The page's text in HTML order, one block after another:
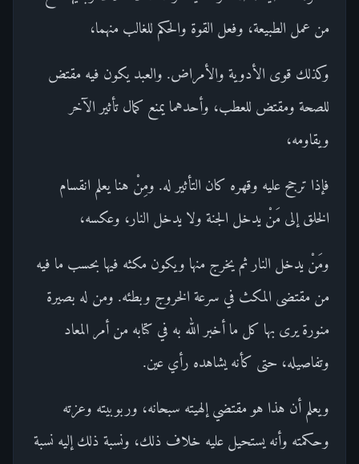
من عمل الطبيعة، وفعل القوة والحكم للغالب منهما،
وكذلك قوى الأدوية والأمراض. والعبد يكون فيه مقتض
للصحة ومقتض للعطب، وأحدهما يمنع كمال تأثير الآخر
ويقاومه،
فإذا ترجح عليه وقهره كان التأثير له. ومِنْ هنا يعلم انقسام
الخلق إلى مَنْ يدخل الجنة ولا يدخل النار، وعكسه،
ومَنْ يدخل النار ثم يخرج منها ويكون مكثه فيها بحسب ما فيه
من مقتضى المكث في سرعة الخروج وبطئه. ومن له بصيرة
منورة يرى بها كل ما أخبر الله به في كتابه من أمر المعاد
وتفاصيله، حتى كأنه يشاهده رأي عين.
ويعلم أن هذا هو مقتضي إلهيته سبحانه، وربوبيته وعزته
وحكمته وأنه يستحيل عليه خلاف ذلك، ونسبة ذلك إليه نسبة